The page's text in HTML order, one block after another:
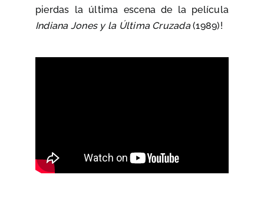
pierdas la última escena de la película
Indiana Jones y la Última Cruzada(1989)!